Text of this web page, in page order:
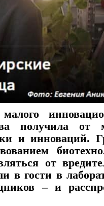
получила от
и инноваций.
от
в гости в
– и